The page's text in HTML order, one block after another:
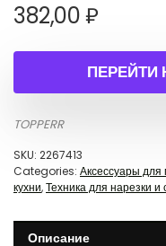
382,00₽
ПЕРЕЙТИ
TOPPERR
SKU: 2267413
Categories: Аксессуары для
кухни,Техника для нарезки
Описание